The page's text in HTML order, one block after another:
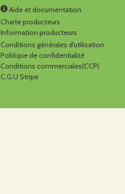
Aide et documentation
Charte producteurs
Information producteurs
Conditions générales d'utilisation
Politique de confidentialité
Conditions commerciales(CCP)
C.G.U Stripe